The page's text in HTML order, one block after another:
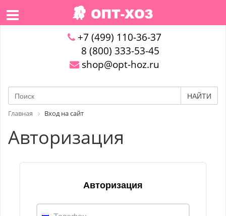
+7 (499) 110-36-37
8 (800) 333-53-45
shop@opt-hoz.ru
НАЙТИ
Главная Вход на сайт
Авторизация
Авторизация